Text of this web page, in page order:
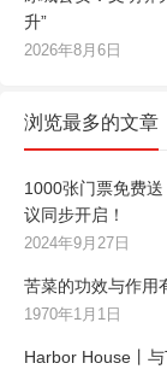
升”
2026年8月6日
浏览最多的文章
1000张门票免费
议同步开启！
2024年9月27日
苦菜的功效与作用
1970年1月1日
Harbor House丨